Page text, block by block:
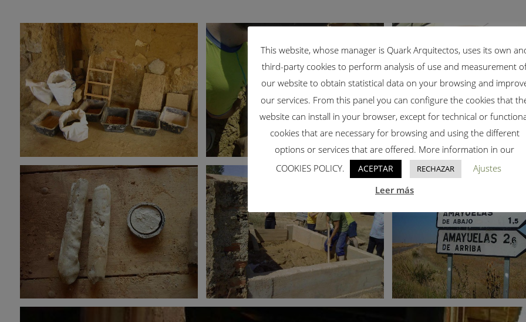
This website, whose manager is Quark Arquitectos, uses its own
third-party cookies to perform analysis of use and measurement
our website to obtain statistical data on your browsing and
our services. From this panel you can configure the cookies that
website can install in your browser, except for technical or
cookies that are necessary for browsing and using the different
options or services that are offered. More information in our
COOKIES POLICY.
ACEPTAR RECHAZAR
Ajustes
Leer más